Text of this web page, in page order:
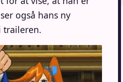
også hans ny
traileren.